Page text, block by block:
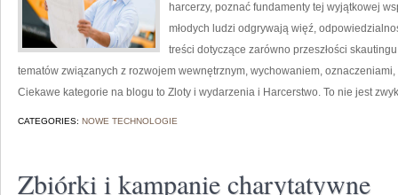
harcerzy, poznać fundamenty tej wyjątkowej
młodych ludzi odgrywają więź,
treści dotyczące zarówno przeszłości
tematów związanych z rozwojem wewnętrznym, wychowaniem,
Ciekawe kategorie na blogu to Zloty i wydarzenia i Harcerstwo. To nie jest
CATEGORIES: NOWE TECHNOLOGIE
Zbiórki i kampanie charytatywne